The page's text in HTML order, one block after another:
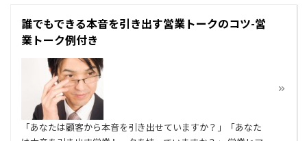
誰でもできる本音を引き出す営業トークのコツ-営
業トーク例付き
「あなたは顧客から本音を引き出せていますか？」「あなた